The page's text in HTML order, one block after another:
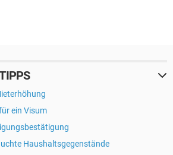
ein Visum
Haushaltsgegenstände